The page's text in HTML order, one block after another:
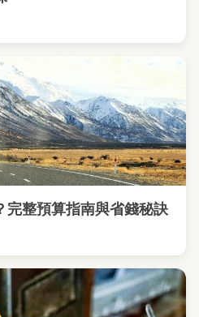
完整預算指南與省錢秘訣